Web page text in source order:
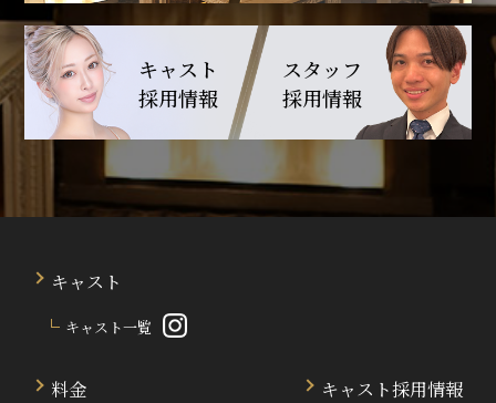
キャスト
採用情報
スタッフ
採用情報
キャスト
キャスト一覧
料金
キャスト採用情報